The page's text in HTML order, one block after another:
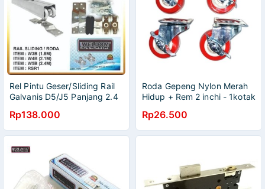
Rel Pintu Geser/Sliding Rail
Galvanis D5/J5 Panjang 2.4
Rp138.000
Roda Gepeng Nylon Merah
Hidup + Rem 2 inchi - 1kotak
Rp26.500